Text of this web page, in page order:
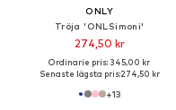
ONLY
Tröja 'ONLSimoni'
274,50 kr
Ordinarie pris: 345,00 kr
Senaste lägsta pris:274,50 kr
+13